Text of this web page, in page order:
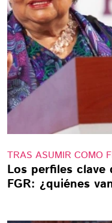
TRAS ASUMIR COMO
Los perfiles clave
FGR: ¿quiénes